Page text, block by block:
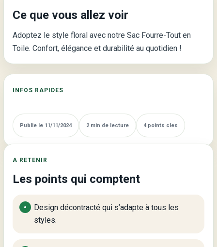
Le
Ce que vous allez voir
Adoptez le style floral avec notre Sac Fourre-Tout en
Toile. Confort, élégance et durabilité au quotidien !
INFOS RAPIDES
Publie le 11/11/2024 2 min de lecture 4 points cles
A RETENIR
Les points qui comptent
Design décontracté qui s’adapte à tous les
styles.